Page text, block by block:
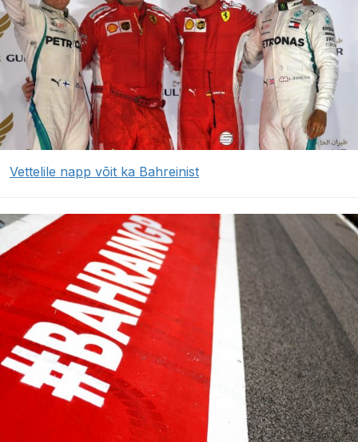
Vettelile napp võit ka Bahreinist